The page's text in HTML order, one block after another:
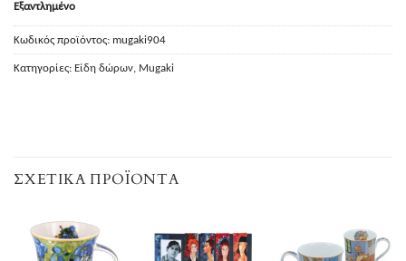
Εξαντλημένο
Κωδικός προϊόντος: mugaki904
Κατηγορίες: Είδη δώρων, Mugaki
ΣΧΕΤΙΚΆ ΠΡΟΪΌΝΤΑ